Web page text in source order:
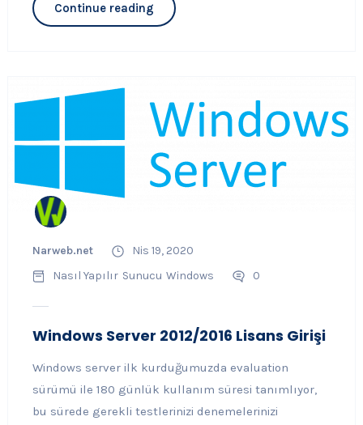
Continue reading
Narweb.net
Nis 19, 2020
Nasıl Yapılır Sunucu Windows 0
Windows Server 2012/2016 Lisans Girişi
Windows server ilk kurduğumuzda evaluation
sürümü ile 180 günlük kullanım süresi tanımlıyor,
bu sürede gerekli testlerinizi denemelerinizi